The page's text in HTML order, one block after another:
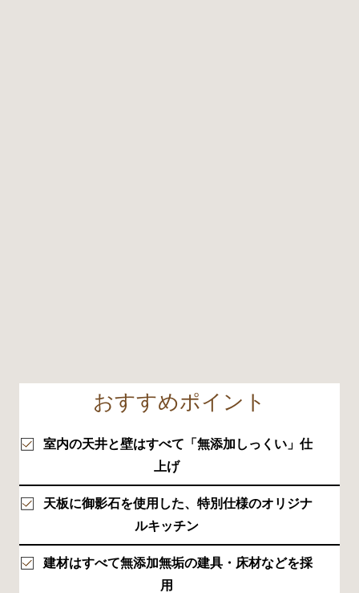
おすすめポイント
室内の天井と壁はすべて「無添加しっくい」仕
上げ
天板に御影石を使用した、特別仕様のオリジナ
ルキッチン
建材はすべて無添加無垢の建具・床材などを採
用